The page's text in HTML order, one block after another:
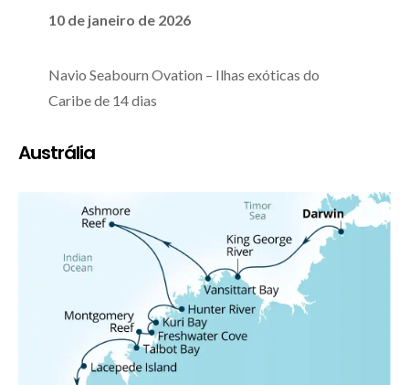
10 de janeiro de 2026
Navio Seabourn Ovation – Ilhas exóticas do
Caribe de 14 dias
Austrália